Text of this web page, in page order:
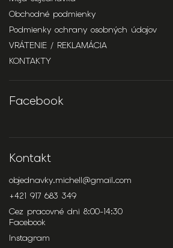
Obchodné podmienky
Podmienky ochrany osobných údajov
VRÁTENIE / REKLAMÁCIA
KONTAKTY
Facebook
Kontakt
objednavky.michell@gmail.com
+421 917 683 349
Cez pracovné dni 8:00-14:30
Facebook
Instagram